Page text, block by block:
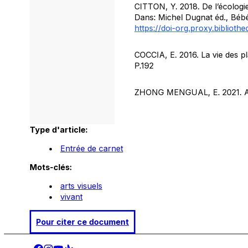
CITTON, Y. 2018. De
Dans: Michel Dugnat éd.,
https://doi-
COCCIA, E. 2016. La vie des
P.192
ZHONG MENGUAL, E. 2021.
Type d'article:
Entrée de carnet
Mots-clés:
arts visuels
vivant
Pour citer ce document